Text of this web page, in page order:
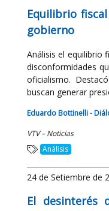
Equilibrio
gobierno
Análisis el equilibrio
disconformidades
oficialismo.
buscan generar
Eduardo Bottinelli -
VTV – Noticias
Análisis
24 de Setiembre de
El desinterés